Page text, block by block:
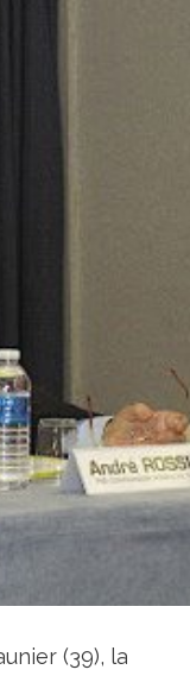
(39), la